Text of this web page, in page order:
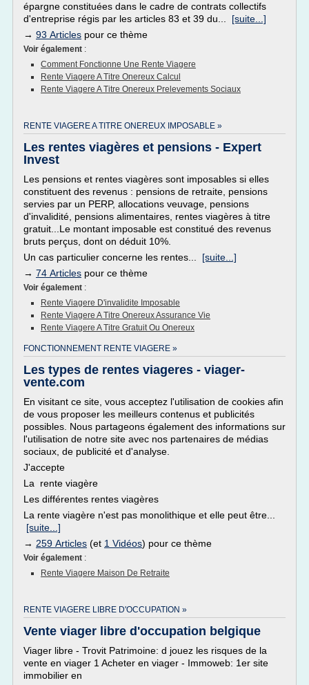
épargne constituées dans le cadre de contrats collectifs
d'entreprise régis par les articles 83 et 39 du... [suite...]
→ 93 Articles pour ce thème
Voir également :
Comment Fonctionne Une Rente Viagere
Rente Viagere A Titre Onereux Calcul
Rente Viagere A Titre Onereux Prelevements Sociaux
RENTE VIAGERE A TITRE ONEREUX IMPOSABLE »
Les rentes viagères et pensions - Expert
Invest
Les pensions et rentes viagères sont imposables si elles
constituent des revenus : pensions de retraite, pensions
servies par un PERP, allocations veuvage, pensions
d'invalidité, pensions alimentaires, rentes viagères à titre
gratuit...Le montant imposable est constitué des revenus
bruts perçus, dont on déduit 10%.
Un cas particulier concerne les rentes... [suite...]
→ 74 Articles pour ce thème
Voir également :
Rente Viagere D'invalidite Imposable
Rente Viagere A Titre Onereux Assurance Vie
Rente Viagere A Titre Gratuit Ou Onereux
FONCTIONNEMENT RENTE VIAGERE »
Les types de rentes viageres - viager-
vente.com
En visitant ce site, vous acceptez l'utilisation de cookies afin
de vous proposer les meilleurs contenus et publicités
possibles. Nous partageons également des informations sur
l'utilisation de notre site avec nos partenaires de médias
sociaux, de publicité et d'analyse.
J'accepte
La rente viagère
Les différentes rentes viagères
La rente viagère n'est pas monolithique et elle peut être...
[suite...]
→ 259 Articles (et 1 Vidéos) pour ce thème
Voir également :
Rente Viagere Maison De Retraite
RENTE VIAGERE LIBRE D'OCCUPATION »
Vente viager libre d'occupation belgique
Viager libre - Trovit Patrimoine: d jouez les risques de la
vente en viager 1 Acheter en viager - Immoweb: 1er site
immobilier en